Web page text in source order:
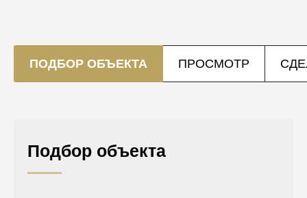
ПОДБОР ОБЪЕКТА ПРОСМОТР
Подбор объекта